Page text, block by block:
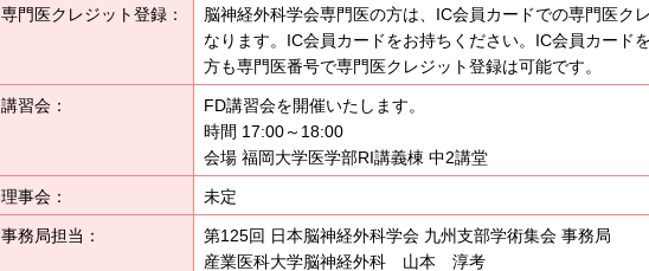
専門医クレジット登録：
脳神経外科学会専門医の方は、IC会員カードでの専門医ク
なります。IC会員カードをお持ちください。IC会員カード
方も専門医番号で専門医クレジット登録は可能です。
講習会：
FD講習会を開催いたします。
時間 17:00～18:00
会場 福岡大学医学部RI講義棟 中2講堂
理事会： 未定
事務局担当：
第125回 日本脳神経外科学会 九州支部学術集会 事務局
産業医科大学脳神経外科 山本 淳考